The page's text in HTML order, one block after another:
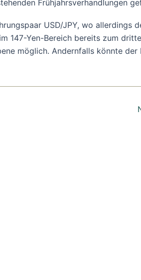
Frühjahrsverhandlungen
USD/JPY, wo allerdings
147-Yen-Bereich bereits zum
möglich. Andernfalls könnte der